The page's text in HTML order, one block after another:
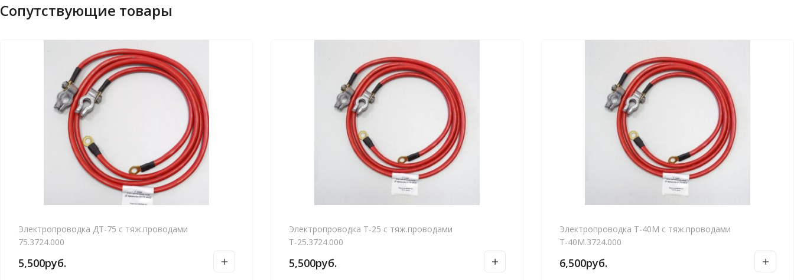
Сопутствующие товары
Электропроводка ДТ-75 с тяж.проводами
75.3724.000
5,500руб.
Электропроводка Т-25 с тяж.проводами
Т-25.3724.000
5,500руб.
Электропроводка Т-40М с тяж.проводами
Т-40М.3724.000
6,500руб.